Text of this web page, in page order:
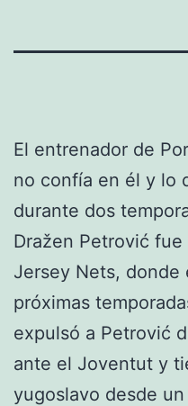
El entrenador de
no confía en él y lo
durante dos
Dražen Petrović
Jersey Nets, donde
próximas
expulsó a Petrović
ante el Joventut y
yugoslavo desde